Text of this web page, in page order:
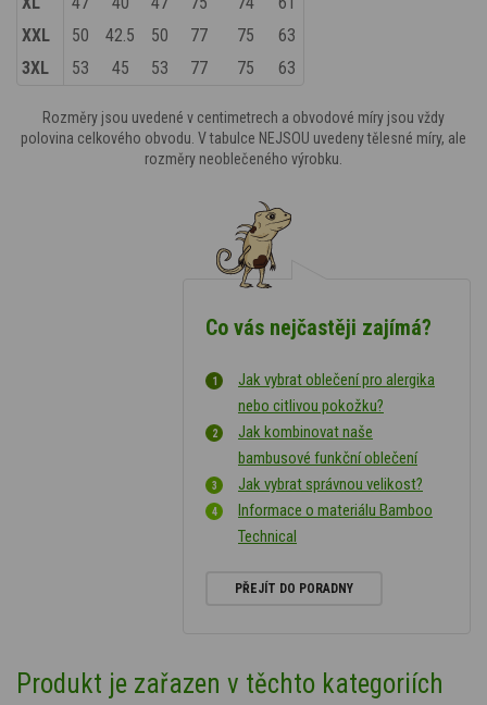
XXL
50 42.5 50 77 75
63
3XL
53 45 53 77 75 63
Rozměry jsou uvedené v centimetrech a obvodové míry jsou vždy
polovina celkového obvodu. V tabulce NEJSOU uvedeny tělesné míry, ale
rozměry neoblečeného výrobku.
Co vás nejčastěji zajímá?
Jak vybrat oblečení pro alergika
nebo citlivou pokožku?
Jak kombinovat naše
bambusové funkční oblečení
Jak vybrat správnou velikost?
Informace o materiálu Bamboo
Technical
PŘEJÍT DO PORADNY
Produkt je zařazen v těchto kategoriích